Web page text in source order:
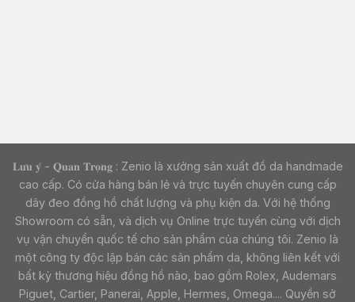
𝐋𝐮̛𝐮 𝐲́ - 𝐐𝐮𝐚𝐧 𝐓𝐫𝐨̣𝐧𝐠 : Zenio là xưởng sản xuất đồ da handmade
cao cấp. Có cửa hàng bán lẻ và trực tuyến chuyên cung cấp
dây đeo đồng hồ chất lượng và phụ kiện da. Với hệ thống
Showroom có sẵn, và dịch vụ Online trực tuyến cùng với dịch
vụ vận chuyển quốc tế cho sản phẩm của chúng tôi. Zenio là
một công ty độc lập bán các sản phẩm da, không liên kết với
bất kỳ thương hiệu đồng hồ nào, bao gồm Rolex, Audemars
Piguet, Cartier, Panerai, Apple, Hermes, Omega.... Quyền sở